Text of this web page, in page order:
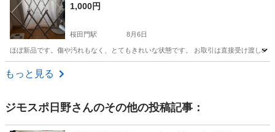
1,000円
桜田門駅 8月6日
ほぼ新品です。傷や汚れもなく、とてもきれいな状態です。 お取引は直接受け渡し
東京 千代田区
もっと見る
ジモスポ日野さんのその他の投稿記事：